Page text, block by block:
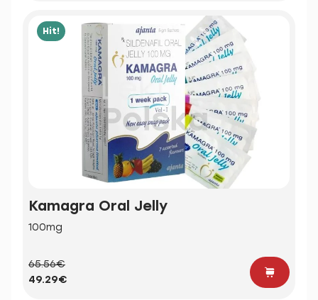
Hit!
Kamagra Oral Jelly
100mg
65.56€
49.29€